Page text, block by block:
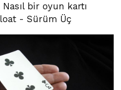
bir oyun kartı
- Sürüm Üç